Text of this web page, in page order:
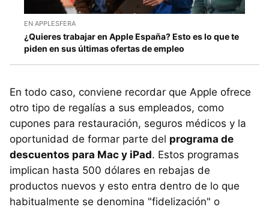
EN APPLESFERA
¿Quieres trabajar en Apple España? Esto es lo que te
piden en sus últimas ofertas de empleo
En todo caso, conviene recordar que Apple ofrece
otro tipo de regalías a sus empleados, como
cupones para restauración, seguros médicos y la
oportunidad de formar parte del programa de
descuentos para Mac y iPad. Estos programas
implican hasta 500 dólares en rebajas de
productos nuevos y esto entra dentro de lo que
habitualmente se denomina "fidelización" o